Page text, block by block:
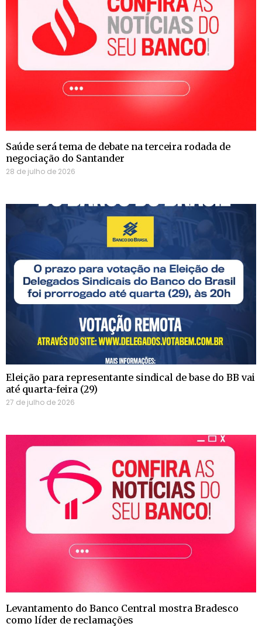
Saúde será tema de debate na terceira rodada de
negociação do Santander
28 de julho de 2026
Eleição para representante sindical de base do BB vai
até quarta-feira (29)
27 de julho de 2026
Levantamento do Banco Central mostra Bradesco
como líder de reclamações